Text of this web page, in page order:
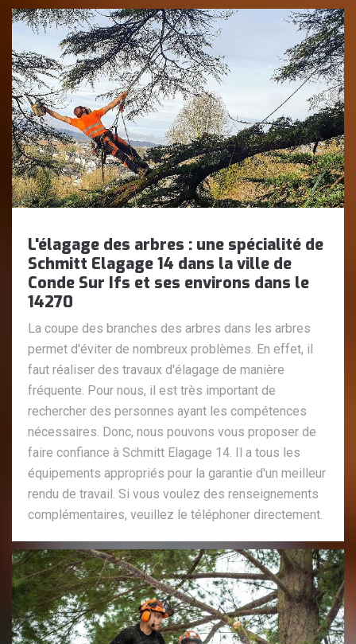
L'élagage des arbres : une spécialité de
Schmitt Elagage 14 dans la ville de
Conde Sur Ifs et ses environs dans le
14270
La coupe des branches des arbres dans les arbres
permet d'éviter de nombreux problèmes. En effet, il
faut réaliser des travaux d'élagage de manière
fréquente. Pour nous, il est très important de
rechercher des personnes ayant les compétences
nécessaires. Donc, nous pouvons vous proposer de
faire confiance à Schmitt Elagage 14. Il a tous les
équipements appropriés pour la garantie d'un meilleur
rendu de travail. Si vous voulez des renseignements
complémentaires, veuillez le téléphoner directement.